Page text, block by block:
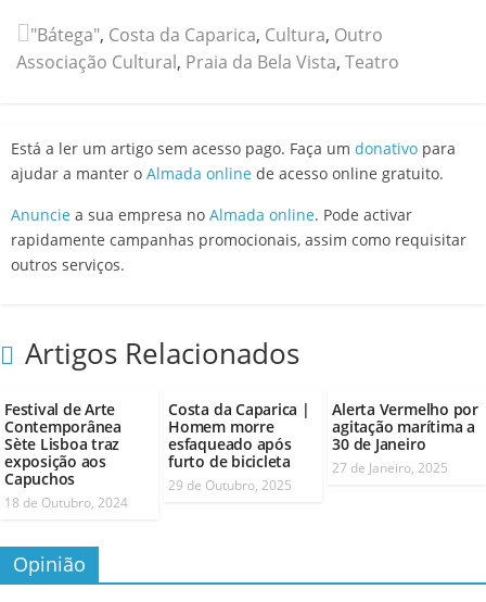
"Bátega", Costa da Caparica, Cultura, Outro
Associação Cultural, Praia da Bela Vista, Teatro
Está a ler um artigo sem acesso pago. Faça um donativo para
ajudar a manter o Almada online de acesso online gratuito.
Anuncie a sua empresa no Almada online. Pode activar
rapidamente campanhas promocionais, assim como requisitar
outros serviços.
Artigos Relacionados
Festival de Arte
Contemporânea
Sète Lisboa traz
exposição aos
Capuchos
18 de Outubro, 2024
Costa da Caparica |
Homem morre
esfaqueado após
furto de bicicleta
29 de Outubro, 2025
Alerta Vermelho por
agitação marítima a
30 de Janeiro
27 de Janeiro, 2025
Opinião